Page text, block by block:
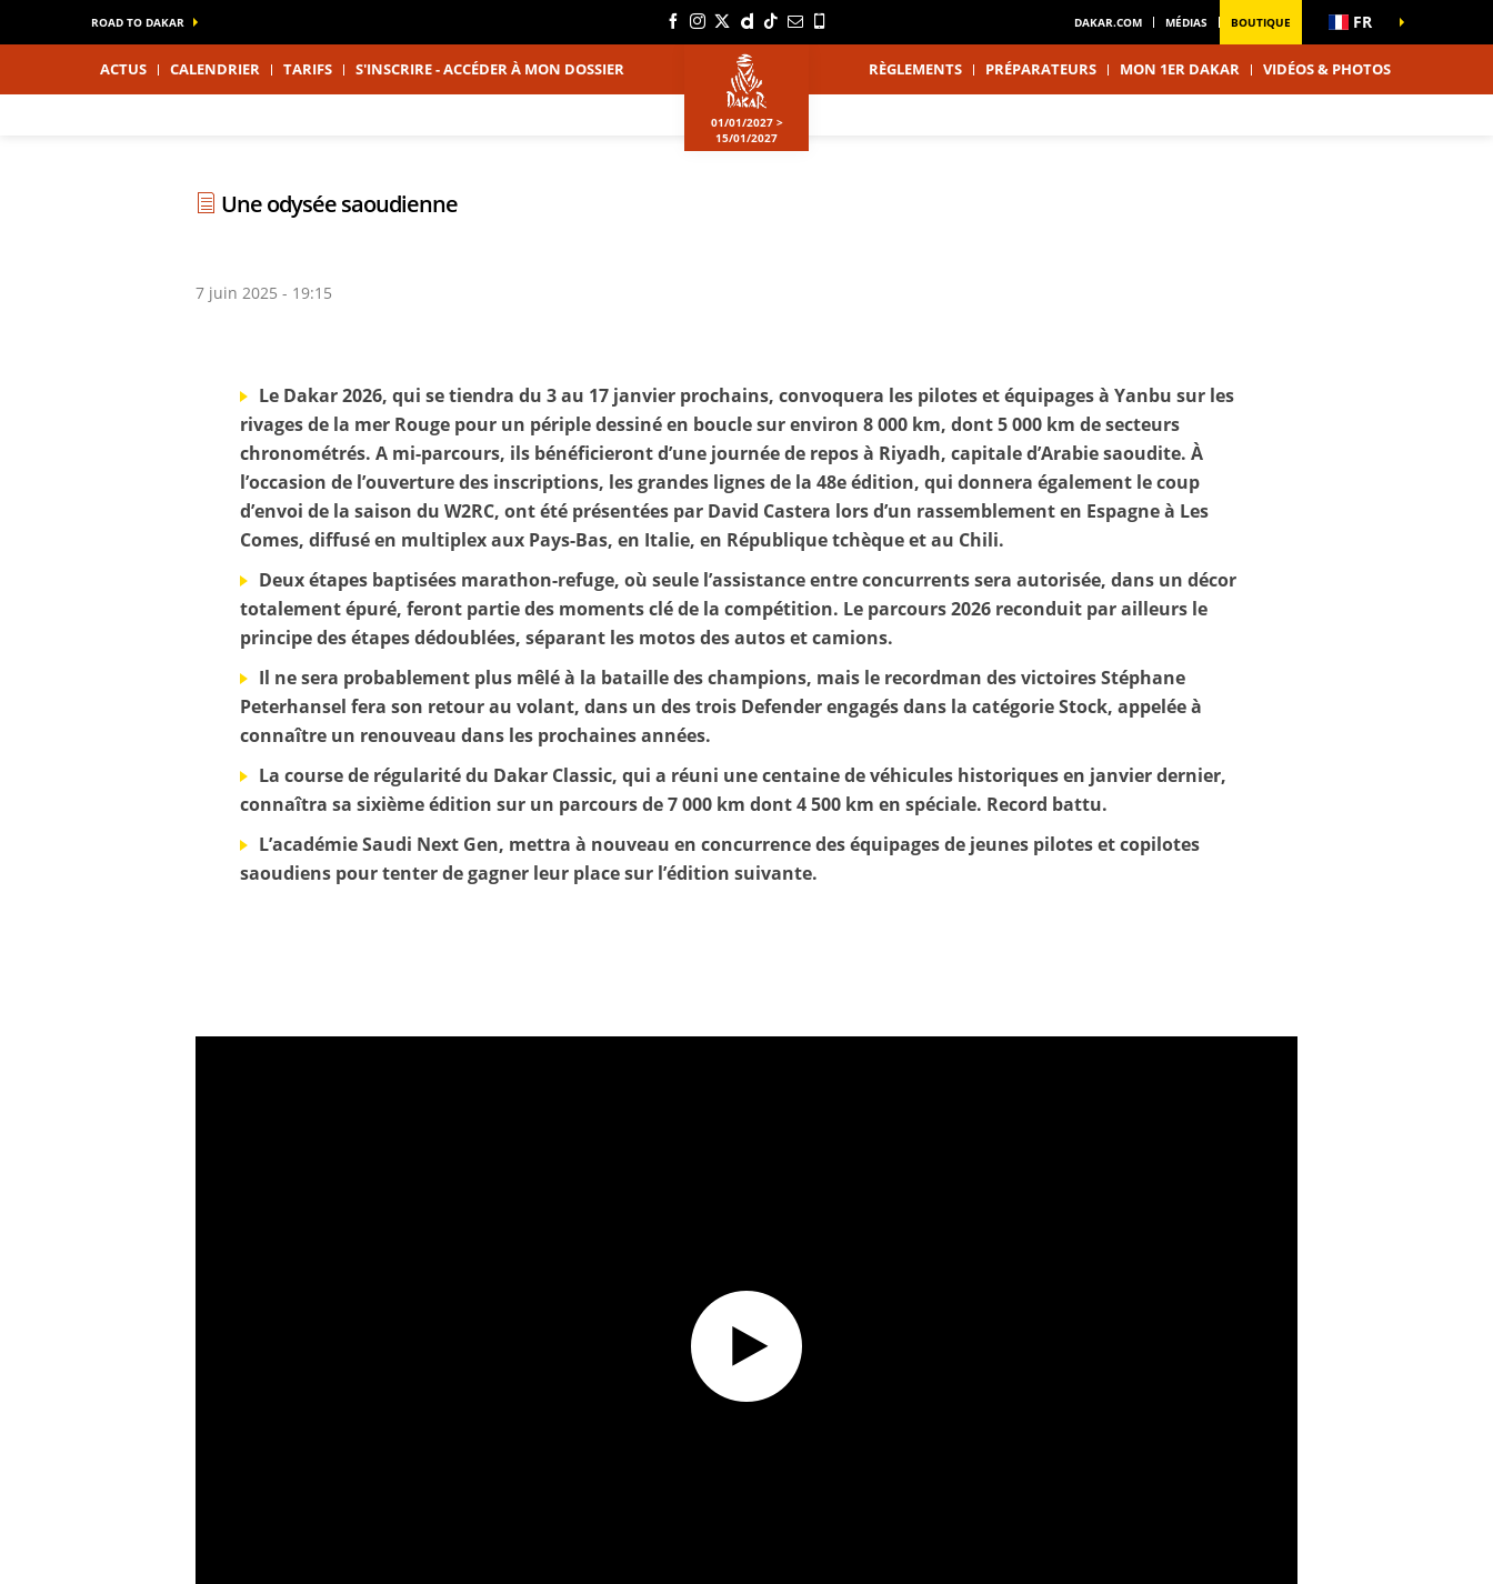
ROAD TO DAKAR DAKAR.COM MÉDIAS BOUTIQUE FR
ACTUS CALENDRIER TARIFS S'INSCRIRE - ACCÉDER À MON DOSSIER
01/01/2027 >
15/01/2027
RÈGLEMENTS PRÉPARATEURS MON 1ER DAKAR VIDÉOS & PHOTOS
Une odysée saoudienne
7 juin 2025 - 19:15
Le Dakar 2026, qui se tiendra du 3 au 17 janvier prochains, convoquera les pilotes et équipages à Yanbu sur les
rivages de la mer Rouge pour un périple dessiné en boucle sur environ 8 000 km, dont 5 000 km de secteurs
chronométrés. A mi-parcours, ils bénéficieront d’une journée de repos à Riyadh, capitale d’Arabie saoudite. À
l’occasion de l’ouverture des inscriptions, les grandes lignes de la 48e édition, qui donnera également le coup
d’envoi de la saison du W2RC, ont été présentées par David Castera lors d’un rassemblement en Espagne à Les
Comes, diffusé en multiplex aux Pays-Bas, en Italie, en République tchèque et au Chili.
Deux étapes baptisées marathon-refuge, où seule l’assistance entre concurrents sera autorisée, dans un décor
totalement épuré, feront partie des moments clé de la compétition. Le parcours 2026 reconduit par ailleurs le
principe des étapes dédoublées, séparant les motos des autos et camions.
Il ne sera probablement plus mêlé à la bataille des champions, mais le recordman des victoires Stéphane
Peterhansel fera son retour au volant, dans un des trois Defender engagés dans la catégorie Stock, appelée à
connaître un renouveau dans les prochaines années.
La course de régularité du Dakar Classic, qui a réuni une centaine de véhicules historiques en janvier dernier,
connaîtra sa sixième édition sur un parcours de 7 000 km dont 4 500 km en spéciale. Record battu.
L’académie Saudi Next Gen, mettra à nouveau en concurrence des équipages de jeunes pilotes et copilotes
saoudiens pour tenter de gagner leur place sur l’édition suivante.